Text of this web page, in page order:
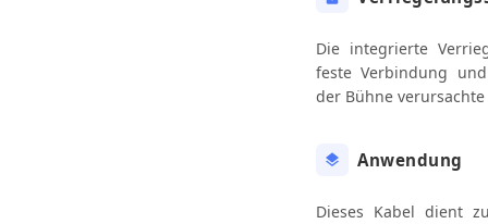
Die integrierte
feste Verbindung
der Bühne
Anwendung
Dieses Kabel dient